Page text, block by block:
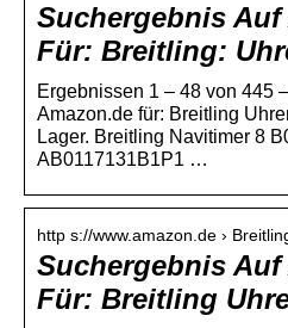
Suchergebnis Auf
Für: Breitling:
Ergebnissen 1 – 48 von 445
Amazon.de für: Breitling
Lager. Breitling Navitimer 8
AB0117131B1P1 …
http s://www.amazon.de ›
Suchergebnis Auf
Für: Breitling